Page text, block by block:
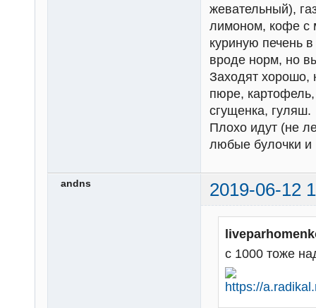
жевательный),
лимоном, кофе с
куриную печень
вроде норм, но
Заходят хорошо,
пюре,
сгущенка, гуляш.
Плохо идут (не
любые булочки и
andns 2019-06-12
с 1000 тоже